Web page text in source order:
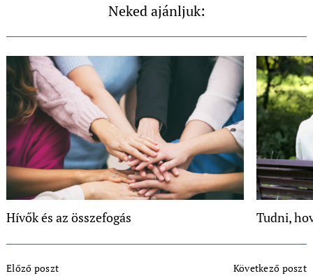
Neked ajánljuk:
Hívők és az összefogás Tudni,
Előző poszt Következő poszt